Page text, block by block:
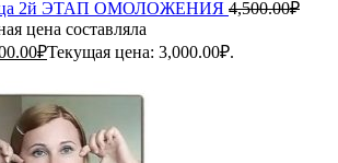
2й ЭТАП ОМОЛОЖЕНИЯ 4,500.00₽
цена составляла
₽Текущая цена: 3,000.00₽.